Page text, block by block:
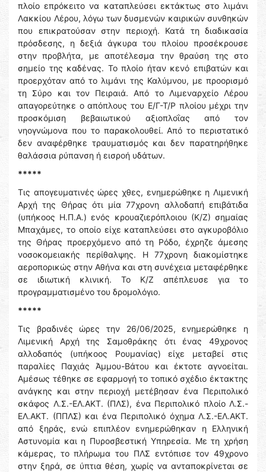
πλοίο επρόκειτο να καταπλεύσει εκτάκτως στο λιμάνι
Λακκίου Λέρου, λόγω των δυσμενών καιρικών συνθηκών
που επικρατούσαν στην περιοχή. Κατά τη διαδικασία
πρόσδεσης, η δεξιά άγκυρα του πλοίου προσέκρουσε
στην προβλήτα, με αποτέλεσμα την θραύση της στο
σημείο της καδένας. Το πλοίο ήταν κενό επιβατών και
προερχόταν από το λιμάνι της Καλύμνου, με προορισμό
τη Σύρο και τον Πειραιά. Από το Λιμεναρχείο Λέρου
απαγορεύτηκε ο απόπλους του Ε/Γ-Τ/Ρ πλοίου μέχρι την
προσκόμιση βεβαιωτικού αξιοπλοΐας από τον
νηογνώμονα που το παρακολουθεί. Από το περιστατικό
δεν αναφέρθηκε τραυματισμός και δεν παρατηρήθηκε
θαλάσσια ρύπανση ή εισροή υδάτων.
*****
Τις απογευματινές ώρες χθες, ενημερώθηκε η Λιμενική
Αρχή της Θήρας ότι μία 77χρονη αλλοδαπή επιβάτιδα
(υπήκοος Η.Π.Α.) ενός κρουαζιερόπλοιου (Κ/Ζ) σημαίας
Μπαχάμες, το οποίο είχε καταπλεύσει στο αγκυροβόλιο
της Θήρας προερχόμενο από τη Ρόδο, έχρηζε άμεσης
νοσοκομειακής περίθαλψης. Η 77χρονη διακομίστηκε
αεροπορικώς στην Αθήνα και στη συνέχεια μεταφέρθηκε
σε ιδιωτική κλινική. Το Κ/Ζ απέπλευσε για το
προγραμματισμένο του δρομολόγιο.
*****
Τις βραδινές ώρες την 26/06/2025, ενημερώθηκε η
Λιμενική Αρχή της Σαμοθράκης ότι ένας 49χρονος
αλλοδαπός (υπήκοος Ρουμανίας) είχε μεταβεί στις
παραλίες Παχιάς Άμμου-Βάτου και έκτοτε αγνοείται.
Αμέσως τέθηκε σε εφαρμογή το τοπικό σχέδιο έκτακτης
ανάγκης και στην περιοχή μετέβησαν ένα Περιπολικό
σκάφος Λ.Σ.-ΕΛ.ΑΚΤ. (ΠΛΣ), ένα Περιπολικό πλοίο Λ.Σ.-
ΕΛ.ΑΚΤ. (ΠΠΛΣ) και ένα Περιπολικό όχημα Λ.Σ.-ΕΛ.ΑΚΤ.
από ξηράς, ενώ επιπλέον ενημερώθηκαν η Ελληνική
Αστυνομία και η Πυροσβεστική Υπηρεσία. Με τη χρήση
κάμερας, το πλήρωμα του ΠΛΣ εντόπισε τον 49χρονο
στην ξηρά, σε ύπτια θέση, χωρίς να ανταποκρίνεται σε